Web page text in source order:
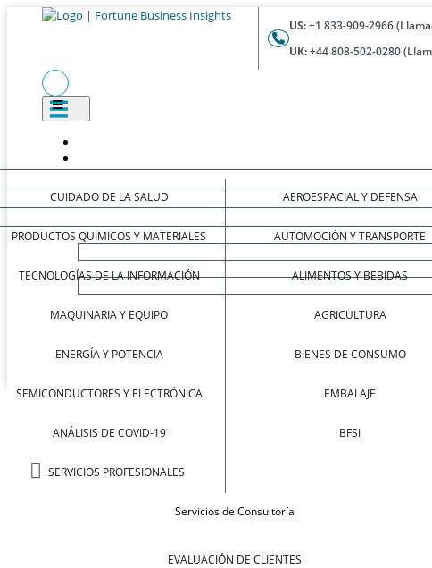
US:+1 833-909-2966
UK:+44 808-502-0280
CUIDADO DE LA SALUD
PRODUCTOS QUÍMICOS Y MATERIALES
TECNOLOGÍAS DE LA INFORMACIÓN
MAQUINARIA Y EQUIPO
ENERGÍA Y POTENCIA
SEMICONDUCTORES Y ELECTRÓNICA
ANÁLISIS DE COVID-19
SERVICIOS PROFESIONALES
AEROESPACIAL Y DEFENSA
AUTOMOCIÓN Y TRANSPORTE
ALIMENTOS Y BEBIDAS
AGRICULTURA
BIENES DE CONSUMO
EMBALAJE
BFSI
Servicios de Consultoría
EVALUACIÓN DE CLIENTES